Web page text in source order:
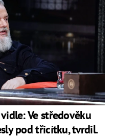
Ve středověku
pod třicítku, tvrdil.